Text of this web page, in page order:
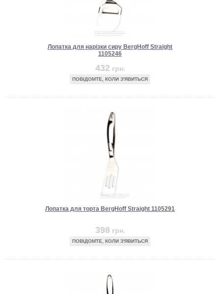
Лопатка для нарізки сиру BergHoff Straight
1105246
432 грн.
ПОВІДОМТЕ, КОЛИ З'ЯВИТЬСЯ
Лопатка для торта BergHoff Straight 1105291
398 грн.
ПОВІДОМТЕ, КОЛИ З'ЯВИТЬСЯ